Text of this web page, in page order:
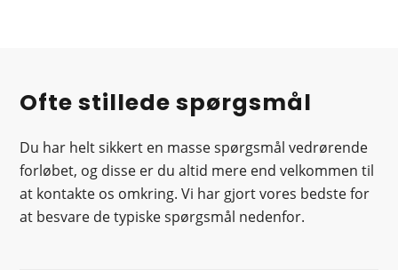
Ofte stillede spørgsmål
Du har helt sikkert en masse spørgsmål vedrørende
forløbet, og disse er du altid mere end velkommen til
at kontakte os omkring. Vi har gjort vores bedste for
at besvare de typiske spørgsmål nedenfor.